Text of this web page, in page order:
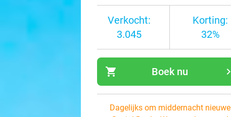
Verkocht:
3.045
Korting:
32%
shopping_cart navigate_next
Boek nu
Dagelijks om middernacht nieuwe